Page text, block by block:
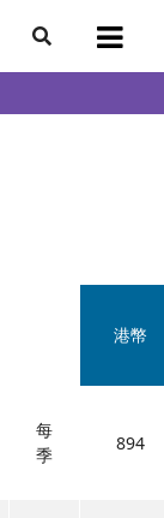
港幣
每
季
894